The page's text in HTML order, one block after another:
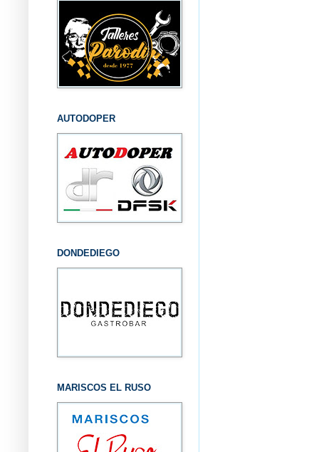
AUTODOPER
DONDEDIEGO
MARISCOS EL RUSO